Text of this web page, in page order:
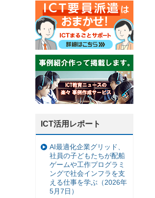
ICT活用レポート
AI最適化企業グリッド、
社員の子どもたちが配船
ゲームや工作プログラミ
ングで社会インフラを支
える仕事を学ぶ（2026年
5月7日）